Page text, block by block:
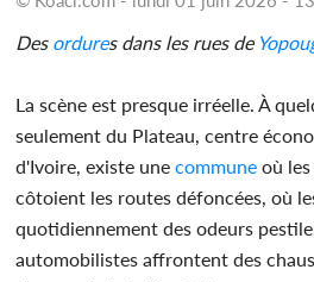
Des ordures dans les rues de
La scène est presque irréelle. À
seulement du Plateau, centre
d'Ivoire, existe unecommune où
côtoient les routes défoncées, où
quotidiennement des odeurs
automobilistes affrontent des